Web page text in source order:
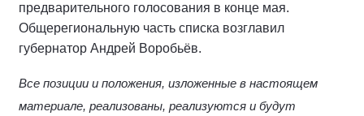
предварительного голосования в конце мая.
Общерегиональную часть списка возглавил
губернатор Андрей Воробьёв.
Все позиции и положения, изложенные в настоящем
материале, реализованы, реализуются и будут